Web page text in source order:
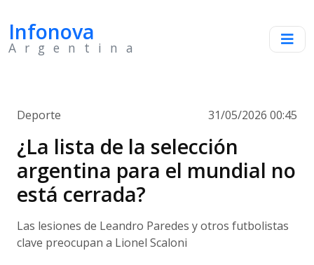
Infonova
Argentina
Deporte 31/05/2026 00:45
¿La lista de la selección
argentina para el mundial no
está cerrada?
Las lesiones de Leandro Paredes y otros futbolistas
clave preocupan a Lionel Scaloni